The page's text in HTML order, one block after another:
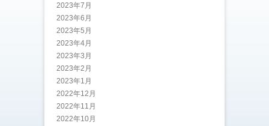
2023年7月
2023年6月
2023年5月
2023年4月
2023年3月
2023年2月
2023年1月
2022年12月
2022年11月
2022年10月